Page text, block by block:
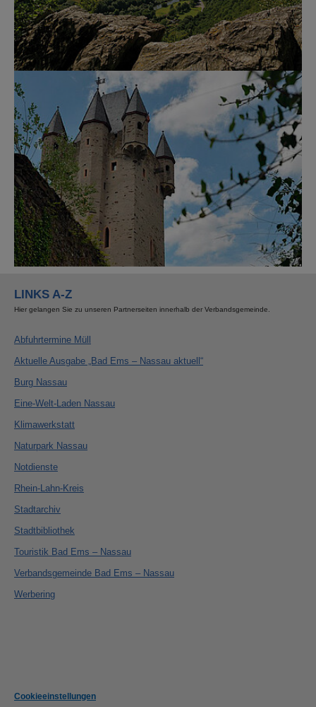
Show larger version for:
LINKS A-Z
Hier gelangen Sie zu unseren Partnerseiten innerhalb der Verbandsgemeinde.
Abfuhrtermine Müll
Aktuelle Ausgabe „Bad Ems – Nassau aktuell“
Burg Nassau
Eine-Welt-Laden Nassau
Klimawerkstatt
Naturpark Nassau
Notdienste
Rhein-Lahn-Kreis
Stadtarchiv
Stadtbibliothek
Touristik Bad Ems – Nassau
Verbandsgemeinde Bad Ems – Nassau
Werbering
Cookieeinstellungen